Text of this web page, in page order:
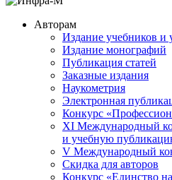
Авторам
Издание учебников и
Издание монографий
Публикация статей
Заказные издания
Наукометрия
Электронная
Конкурс
XI Международный
и учебную
V Международный
Скидка для авторов
Конкурс «Единство